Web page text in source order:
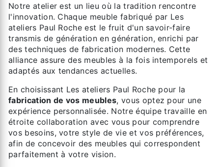
Notre atelier est un lieu où la tradition rencontre
l'innovation. Chaque meuble fabriqué par Les
ateliers Paul Roche est le fruit d'un savoir-faire
transmis de génération en génération, enrichi par
des techniques de fabrication modernes. Cette
alliance assure des meubles à la fois intemporels et
adaptés aux tendances actuelles.
En choisissant Les ateliers Paul Roche pour la
fabrication de vos meubles, vous optez pour une
expérience personnalisée. Notre équipe travaille en
étroite collaboration avec vous pour comprendre
vos besoins, votre style de vie et vos préférences,
afin de concevoir des meubles qui correspondent
parfaitement à votre vision.